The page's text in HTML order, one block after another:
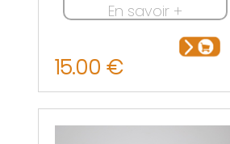
En savoir +
15.00 €